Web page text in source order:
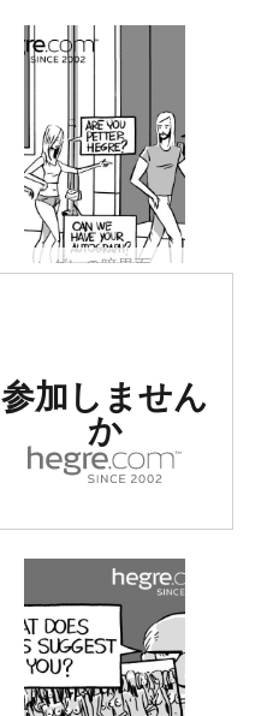
ヘグレの暗黒面 #41: ペッターはファンを喜ばせる方法を知っている…
1の評価を受け
たエロサイト
参加しません
か